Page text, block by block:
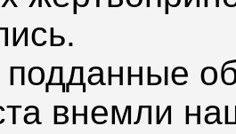
подданные
внемли